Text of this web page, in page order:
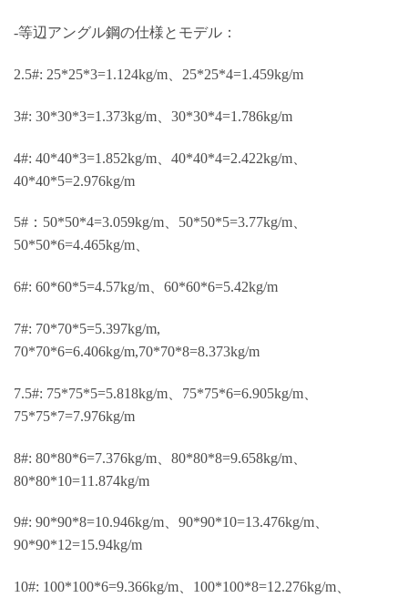
-等辺アングル鋼の仕様とモデル：
2.5#: 25*25*3=1.124kg/m、25*25*4=1.459kg/m
3#: 30*30*3=1.373kg/m、30*30*4=1.786kg/m
4#: 40*40*3=1.852kg/m、40*40*4=2.422kg/m、
40*40*5=2.976kg/m
5#：50*50*4=3.059kg/m、50*50*5=3.77kg/m、
50*50*6=4.465kg/m、
6#: 60*60*5=4.57kg/m、60*60*6=5.42kg/m
7#: 70*70*5=5.397kg/m,
70*70*6=6.406kg/m,70*70*8=8.373kg/m
7.5#: 75*75*5=5.818kg/m、75*75*6=6.905kg/m、
75*75*7=7.976kg/m
8#: 80*80*6=7.376kg/m、80*80*8=9.658kg/m、
80*80*10=11.874kg/m
9#: 90*90*8=10.946kg/m、90*90*10=13.476kg/m、
90*90*12=15.94kg/m
10#: 100*100*6=9.366kg/m、100*100*8=12.276kg/m、